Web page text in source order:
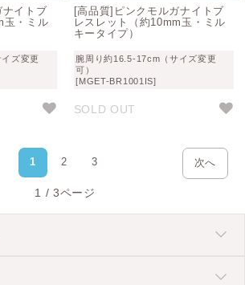
ナイトブ
玉・ミル
ズ変更
[高品質]ピンクモルガナイトブ
レスレット（約10mm玉・ミル
キータイプ）
腕周り約16.5-17cm（サイズ変更
可）
[MGET-BR1001IS]
SOLD OUT
1 2 3 次へ
1 / 3ページ